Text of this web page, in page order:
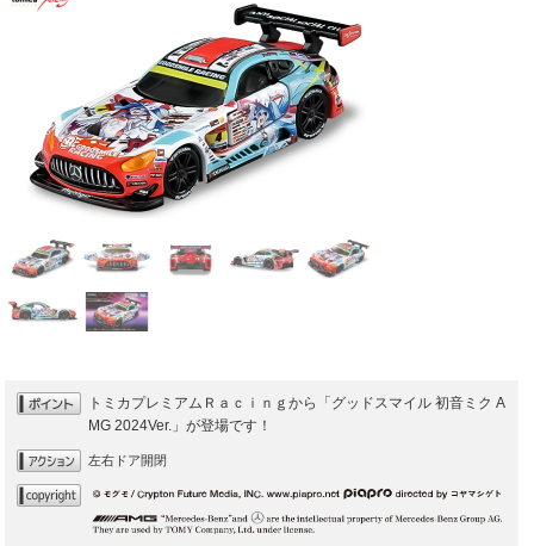
トミカプレミアムＲａｃｉｎｇから「グッドスマイル 初音ミク A
MG 2024Ver.」が登場です！
左右ドア開閉